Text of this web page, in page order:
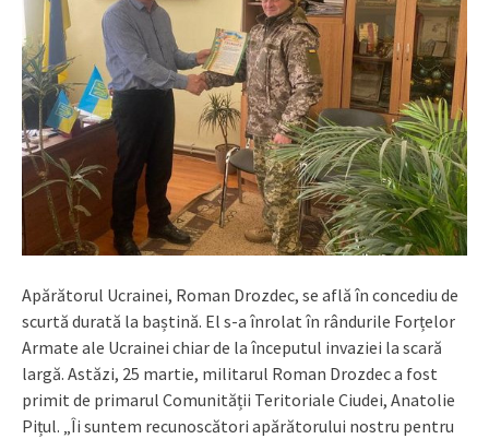
Apărătorul Ucrainei, Roman Drozdec, se află în concediu de
scurtă durată la baștină. El s-a înrolat în rândurile Forțelor
Armate ale Ucrainei chiar de la începutul invaziei la scară
largă. Astăzi, 25 martie, militarul Roman Drozdec a fost
primit de primarul Comunității Teritoriale Ciudei, Anatolie
Pițul. „Îi suntem recunoscători apărătorului nostru pentru